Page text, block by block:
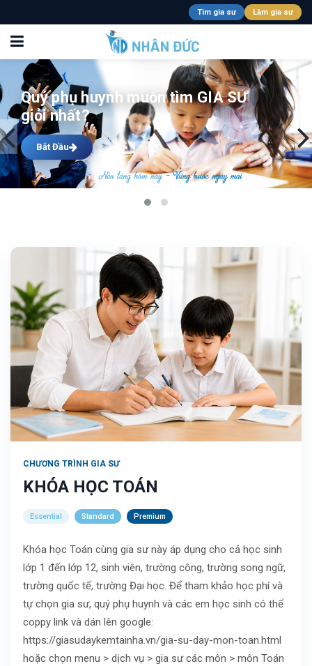
Tìm gia sư Làm gia sư
Quý phụ huynh muốn tìm GIA SƯ
giỏi nhất?
Bắt Đầu
CHƯƠNG TRÌNH GIA SƯ
KHÓA HỌC TOÁN
Essential Standard Premium
Khóa học Toán cùng gia sư này áp dụng cho cả học sinh
lớp 1 đến lớp 12, sinh viên, trường công, trường song ngữ,
trường quốc tế, trường Đại học. Để tham khảo học phí và
tự chọn gia sư, quý phụ huynh và các em học sinh có thể
coppy link và dán lên google:
https://giasudaykemtainha.vn/gia-su-day-mon-toan.html
hoặc chọn menu > dịch vụ > gia sư các môn > môn Toán